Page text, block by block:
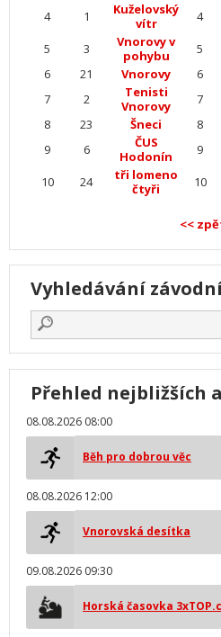
4
1
Kuželovský
vítr
4
5
3
Vnorovy v
pohybu
5
6
21 Vnorovy 6
7
2
Tenisti
Vnorovy
7
8
23 Šneci 8
9
6
ČUS
Hodonín
9
10
24
tři lomeno
čtyři
10
<<
Vyhledávání
Přehled nejbližších
08.08.2026 08:00
Běh pro dobrou věc
08.08.2026 12:00
Vnorovská desítka
09.08.2026 09:30
Horská časovka